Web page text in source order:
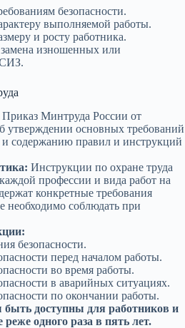
безопасности.
выполняемой работы.
и росту работника.
изношенных или
Приказ Минтруда России от
утверждении основных требований
и содержанию правил и инструкций
Инструкции по охране труда
профессии и вида работ на
конкретные требования
необходимо соблюдать при
безопасности.
перед началом работы.
во время работы.
в аварийных ситуациях.
по окончании работы.
доступны для работников и
реже одного раза в пять лет.